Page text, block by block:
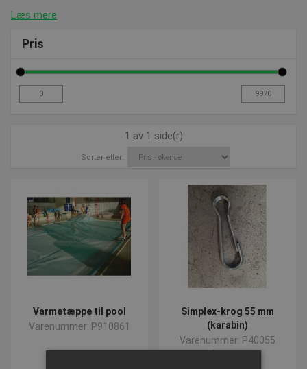
Læs mere
Pris
1 av 1 side(r)
Sorter etter:
Varmetæppe til pool
Varenummer: P910861
Simplex-krog 55 mm
(karabin)
Varenummer: P40055